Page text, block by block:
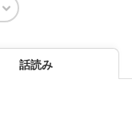
話読み